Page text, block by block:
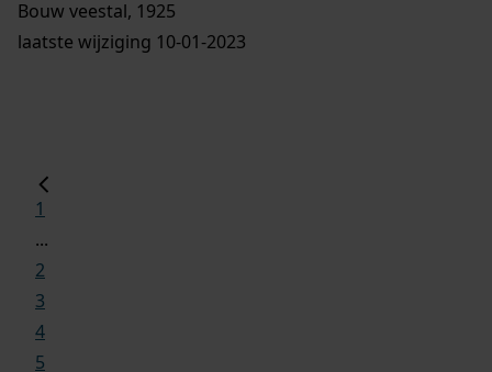
Bouw veestal, 1925
laatste wijziging 10-01-2023
1
...
2
3
4
5